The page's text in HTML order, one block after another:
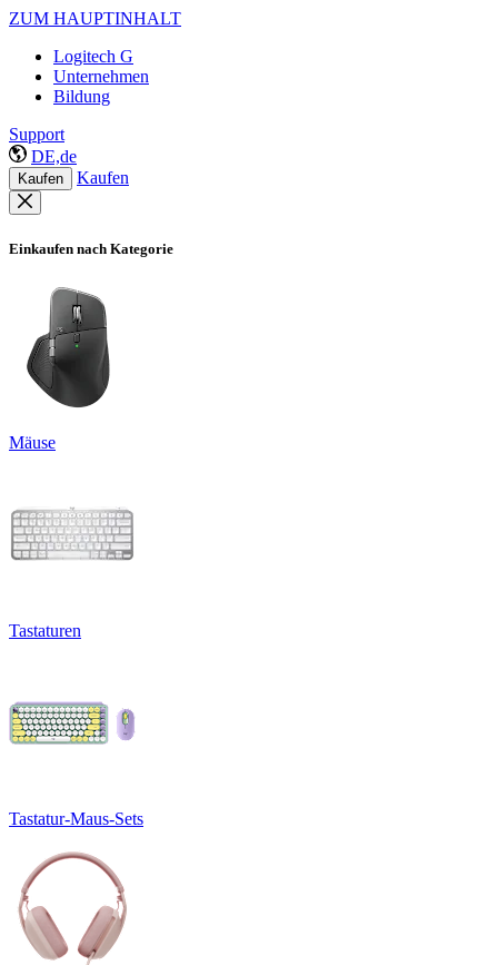
ZUM HAUPTINHALT
Logitech G
Unternehmen
Bildung
Support
DE,de
Kaufen Kaufen
Einkaufen nach Kategorie
Mäuse
Tastaturen
Tastatur-Maus-Sets